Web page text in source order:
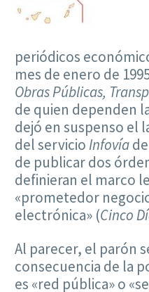
periódicos
mes de enero de
Obras Públicas,
de quien dependen
dejó en suspenso el
del servicioInfovíade
de publicar dos
definieran el marco
«prometedor
electrónica» (Cinco
Al parecer, el parón
consecuencia de la
es «red pública» o